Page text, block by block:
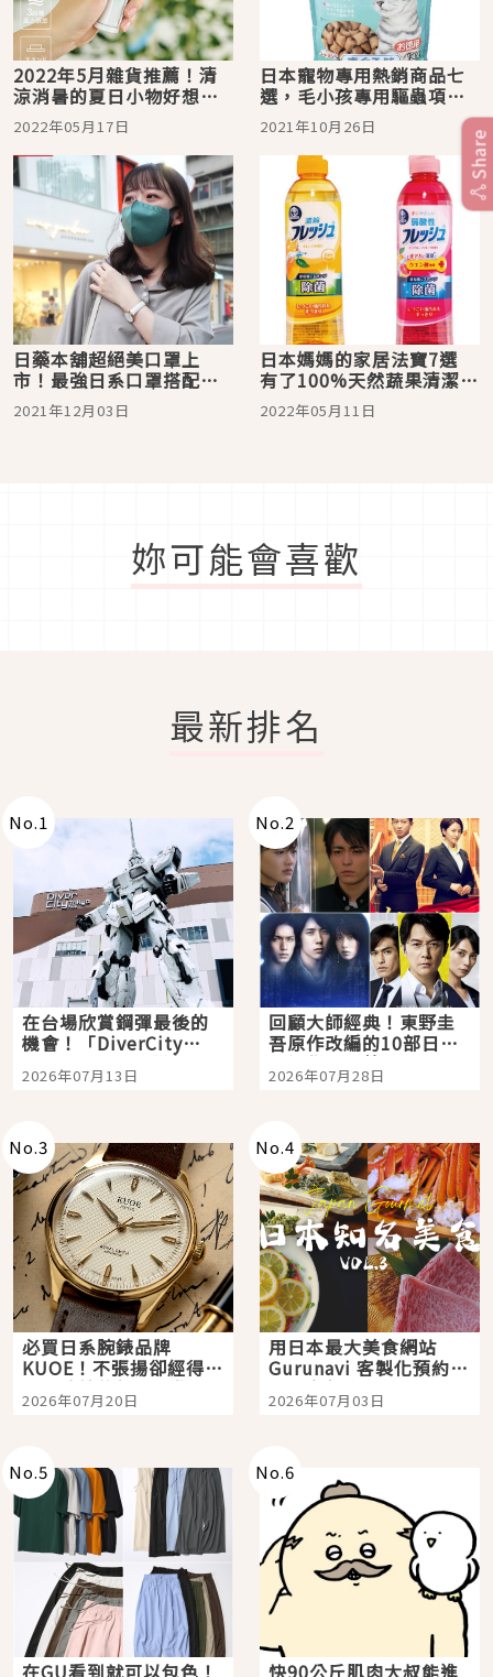
2022年5月雜貨推薦！清
涼消暑的夏日小物好想全
包
2022年05月17日
日本寵物專用熱銷商品七
選，毛小孩專用驅蟲項
圈、化毛零食、高齡配方
餐包、省力抗菌指甲剪一
次購足！
2021年10月26日
日藥本舖超絕美口罩上
市！最強日系口罩搭配術
讓你成為無死角口罩美女
2021年12月03日
日本媽媽的家居法寶7選
有了100%天然蔬果清潔
劑、萬用清潔噴霧處理家
務超輕鬆！
2022年05月11日
妳可能會喜歡
最新排名
No.1
在台場欣賞鋼彈最後的
機會！「DiverCity
Tokyo Plaza」搭船、
購物、美食及夜景，一
2026年07月13日
No.2
回顧大師經典！東野圭
吾原作改編的10部日本
影視作品推薦
2026年07月28日
No.3
必買日系腕錶品牌
KUOE！不張揚卻經得起
時間洗鍊的經典之作五
選
2026年07月20日
No.4
用日本最大美食網站
Gurunavi 客製化預約九
大都市餐廳，打造專屬
美食體驗！
2026年07月03日
No.5 No.6
Share